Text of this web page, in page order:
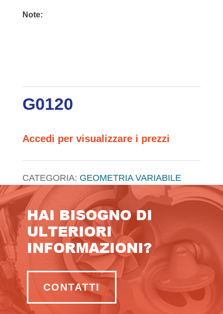
Note:
G0120
Accedi per visualizzare i prezzi
CATEGORIA: GEOMETRIA VARIABILE
HAI BISOGNO DI
ULTERIORI
INFORMAZIONI?
CONTATTI